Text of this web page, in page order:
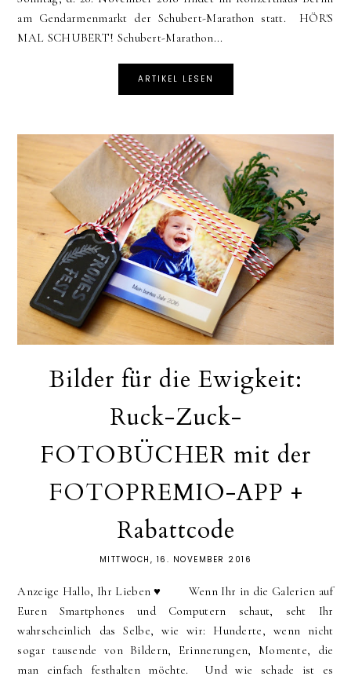
am Gendarmenmarkt der Schubert-Marathon statt. HÖR'S
MAL SCHUBERT! Schubert-Marathon...
ARTIKEL LESEN
Bilder für die Ewigkeit:
Ruck-Zuck-
FOTOBÜCHER mit der
FOTOPREMIO-APP +
Rabattcode
MITTWOCH, 16. NOVEMBER 2016
Anzeige Hallo, Ihr Lieben ♥︎ Wenn Ihr in die Galerien auf
Euren Smartphones und Computern schaut, seht Ihr
wahrscheinlich das Selbe, wie wir: Hunderte, wenn nicht
sogar tausende von Bildern, Erinnerungen, Momente, die
man einfach festhalten möchte. Und wie schade ist es